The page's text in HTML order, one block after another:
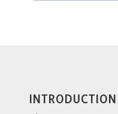
INTRODUCTION